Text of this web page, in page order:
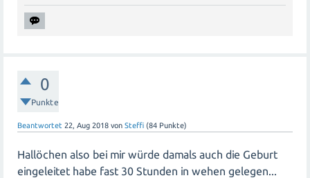
0
Punkte
Beantwortet 22, Aug 2018 von Steffi (84 Punkte)
Hallöchen also bei mir würde damals auch die Geburt
eingeleitet habe fast 30 Stunden in wehen gelegen...